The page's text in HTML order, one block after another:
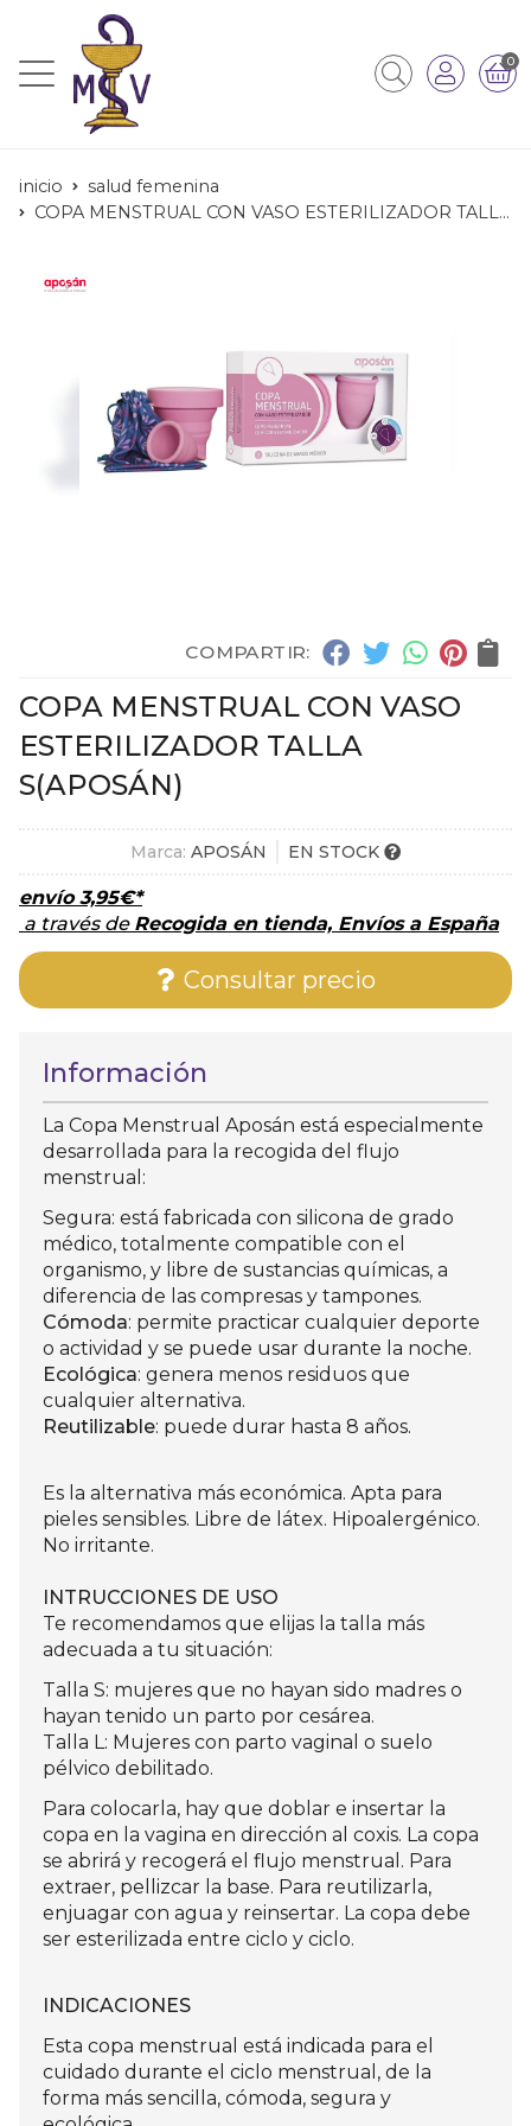
0
inicio
salud femenina
COPA MENSTRUAL CON VASO ESTERILIZADOR TALLA S
COMPARTIR:
COPA MENSTRUAL CON VASO
ESTERILIZADOR TALLA
S(APOSÁN)
Marca: APOSÁN EN STOCK
envío3,95€*
a través de Recogida en tienda, Envíos a España
Consultar precio
Información
La Copa Menstrual Aposán está especialmente
desarrollada para la recogida del flujo
menstrual:
Segura: está fabricada con silicona de grado
médico, totalmente compatible con el
organismo, y libre de sustancias químicas, a
diferencia de las compresas y tampones.
Cómoda: permite practicar cualquier deporte
o actividad y se puede usar durante la noche.
Ecológica: genera menos residuos que
cualquier alternativa.
Reutilizable: puede durar hasta 8 años.
Es la alternativa más económica. Apta para
pieles sensibles. Libre de látex. Hipoalergénico.
No irritante.
INTRUCCIONES DE USO
Te recomendamos que elijas la talla más
adecuada a tu situación:
Talla S: mujeres que no hayan sido madres o
hayan tenido un parto por cesárea.
Talla L: Mujeres con parto vaginal o suelo
pélvico debilitado.
Para colocarla, hay que doblar e insertar la
copa en la vagina en dirección al coxis. La copa
se abrirá y recogerá el flujo menstrual. Para
extraer, pellizcar la base. Para reutilizarla,
enjuagar con agua y reinsertar. La copa debe
ser esterilizada entre ciclo y ciclo.
INDICACIONES
Esta copa menstrual está indicada para el
cuidado durante el ciclo menstrual, de la
forma más sencilla, cómoda, segura y